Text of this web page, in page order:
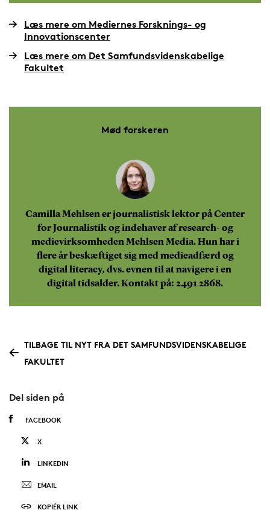
Læs mere om Mediernes Forsknings- og
Innovationscenter
Læs mere om Det Samfundsvidenskabelige
Fakultet
Mød forskeren
Camilla Mehlsen er journalistisk lektor på Center
for Journalistik og indehaver af research- og
medievirksomheden Mehlsen Media. Hun har i
flere år beskæftiget sig med medieadfærd og
digital literacy, dvs. evnen til at navigere i en
digital tidsalder. Kontakt på: 2491 2868.
TILBAGE TIL NYT FRA DET SAMFUNDSVIDENSKABELIGE
FAKULTET
Del siden på
FACEBOOK
X
LINKEDIN
EMAIL
KOPIÉR LINK